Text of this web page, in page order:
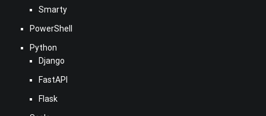
Smarty
PowerShell
Python
Django
FastAPI
Flask